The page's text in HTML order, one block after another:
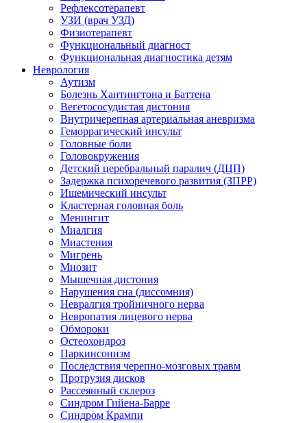
Рефлексотерапевт
УЗИ (врач УЗД)
Физиотерапевт
Функциональный диагност
Функциональная диагностика детям
Неврология
Аутизм
Болезнь Хантингтона и Баттена
Вегетососудистая дистония
Внутричерепная артериальная аневризма
Геморрагический инсульт
Головные боли
Головокружения
Детский церебральный паралич (ДЦП)
Задержка психоречевого развития (ЗПРР)
Ишемический инсульт
Кластерная головная боль
Менингит
Миалгия
Миастения
Мигрень
Миозит
Мышечная дистония
Нарушения сна (диссомния)
Невралгия тройничного нерва
Невропатия лицевого нерва
Обмороки
Остеохондроз
Паркинсонизм
Последствия черепно-мозговых травм
Протрузия дисков
Рассеянный склероз
Синдром Гийена-Барре
Синдром Крампи